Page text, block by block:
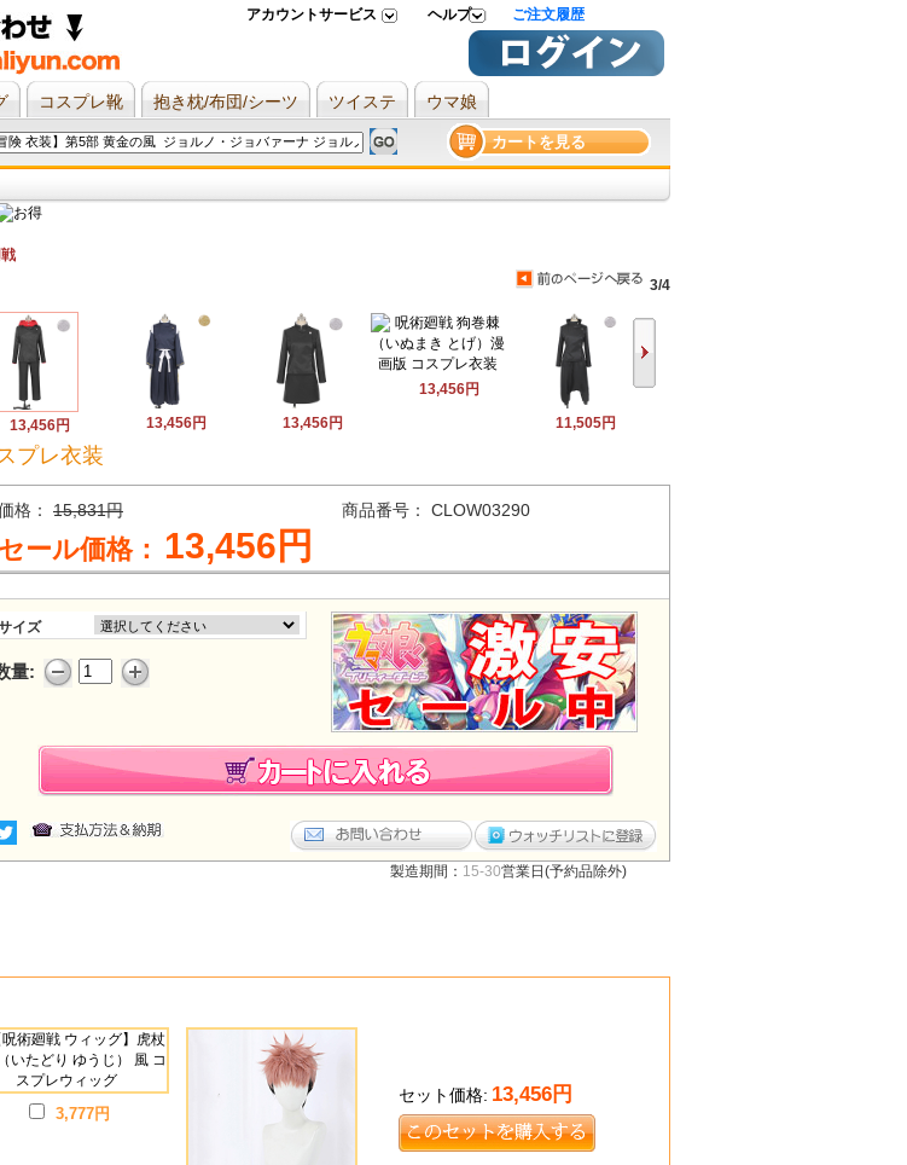
アカウントサービス ヘルプ ご注文履歴
コスプレ靴 抱き枕/布団/シーツ ツイステ ウマ娘
カートを見る
3/4
13,456円
13,456円 13,456円
13,456円
11,505円
プレ衣装
格： 15,831円 商品番号： CLOW03290
セール価格： 13,456円
イズ
量:
製造期間： 15-30営業日(予約品除外)
3,777円 7,241円
セット価格: 13,456円